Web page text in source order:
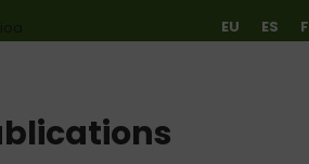
contenido
EU ES